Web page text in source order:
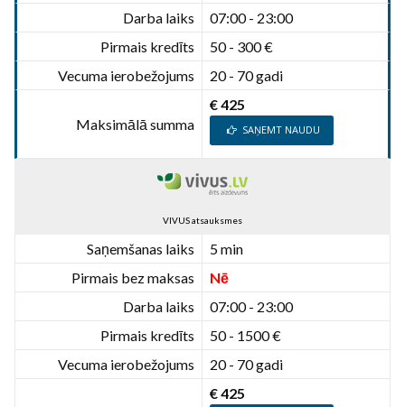
Darba laiks
07:00 - 23:00
Pirmais kredīts
50 - 300 €
Vecuma ierobežojums
20 - 70 gadi
Maksimālā summa
€ 425
SAŅEMT NAUDU
VIVUS atsauksmes
Saņemšanas laiks
5 min
Pirmais bez maksas
Nē
Darba laiks
07:00 - 23:00
Pirmais kredīts
50 - 1500 €
Vecuma ierobežojums
20 - 70 gadi
€ 425